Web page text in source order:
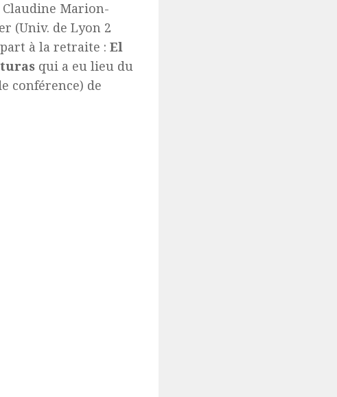
Claudine Marion-
(Univ. de Lyon 2
à la retraite : El
qui a eu lieu du
conférence) de